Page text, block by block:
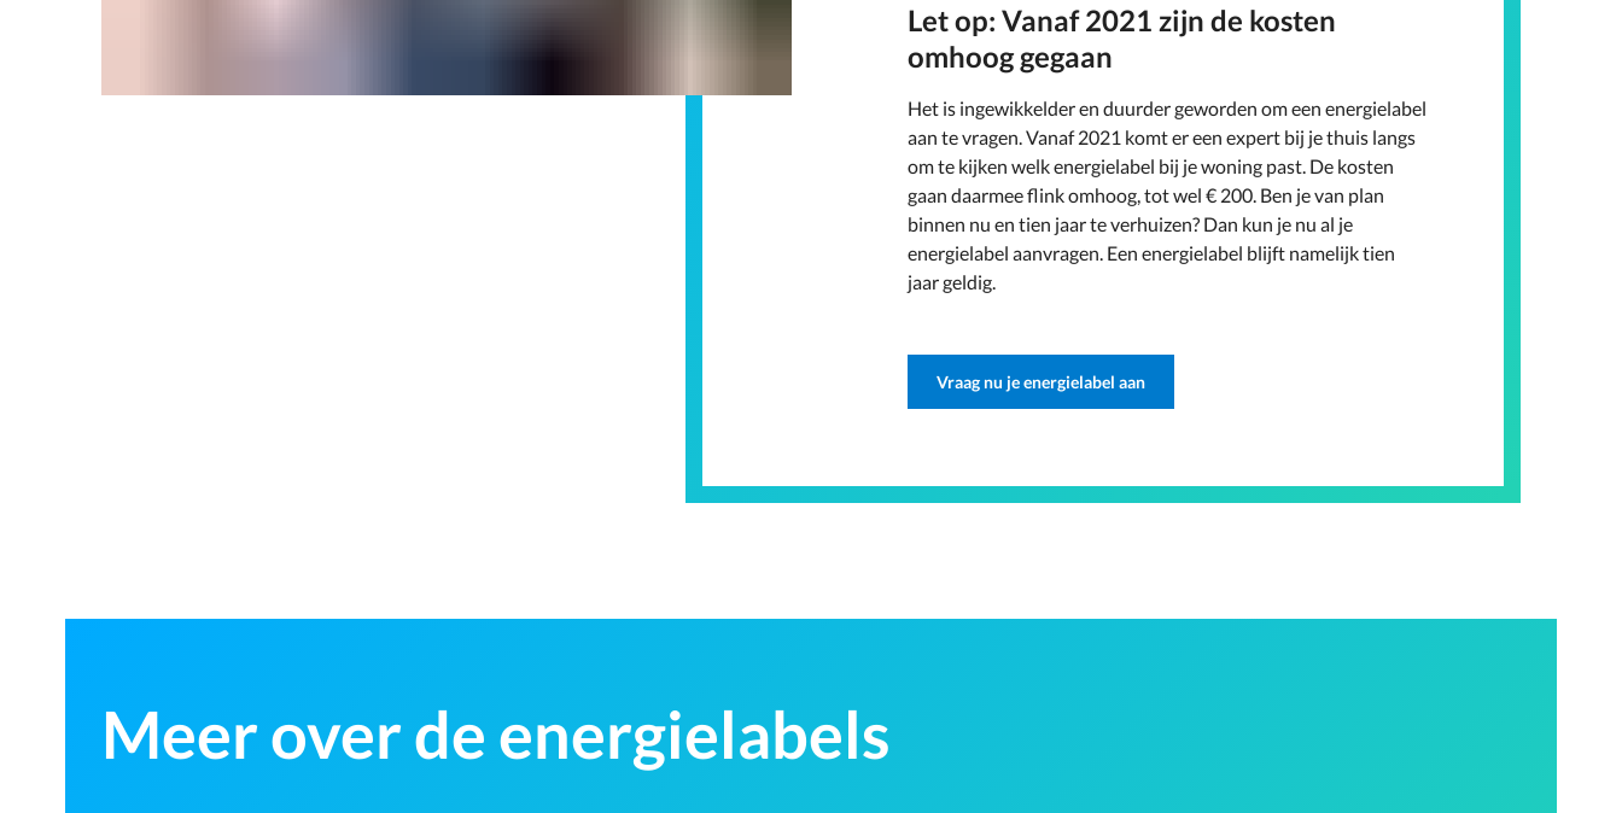
Let op: Vanaf 2021 zijn de kosten
omhoog gegaan
Het is ingewikkelder en duurder geworden om een energielabel
aan te vragen. Vanaf 2021 komt er een expert bij je thuis langs
om te kijken welk energielabel bij je woning past. De kosten
gaan daarmee flink omhoog, tot wel € 200. Ben je van plan
binnen nu en tien jaar te verhuizen? Dan kun je nu al je
energielabel aanvragen. Een energielabel blijft namelijk tien
jaar geldig.
Vraag nu je energielabel aan
Meer over de energielabels